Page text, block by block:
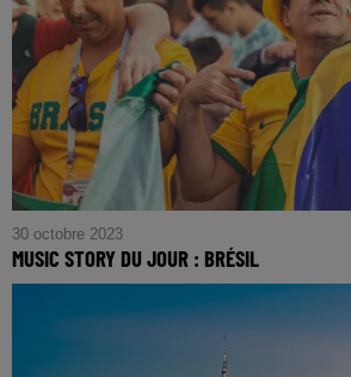
30 octobre 2023
MUSIC STORY DU JOUR : BRÉSIL